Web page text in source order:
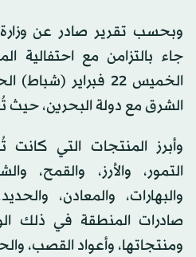
وبحسب تقرير صادر عن وزارة
جاء بالتزامن مع احتفالية
الخميس 22 فبراير
الشرق مع دولة البحرين، حيث
وأبرز المنتجات التي كانت
التمور، والأرز، والقمح،
والبهارات، والمعادن،
صادرات المنطقة في ذلك
ومنتجاتها، وأعواد القصب،